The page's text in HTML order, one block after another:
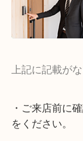
・よく伺う出
宇治市・京田
寝屋川市・門